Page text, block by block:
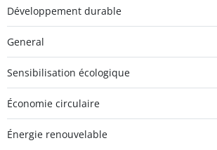
Développement durable
General
Sensibilisation écologique
Économie circulaire
Énergie renouvelable